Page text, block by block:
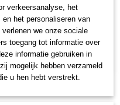
verkeersanalyse, het
het personaliseren van
we onze sociale
toegang tot informatie over
informatie gebruiken in
mogelijk hebben verzameld
u hen hebt verstrekt.